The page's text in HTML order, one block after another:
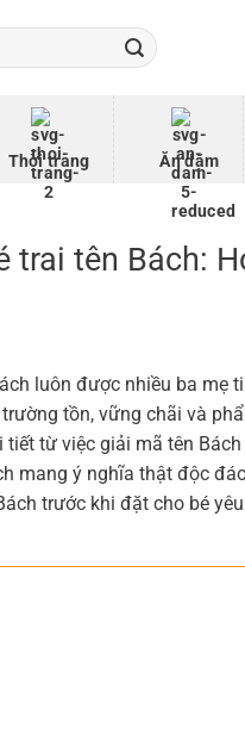
Thời trang Ăn dặm
trai tên Bách:
luôn được nhiều ba mẹ
tồn, vững chãi và
từ việc giải mã tên
mang ý nghĩa thật độc
trước khi đặt cho bé